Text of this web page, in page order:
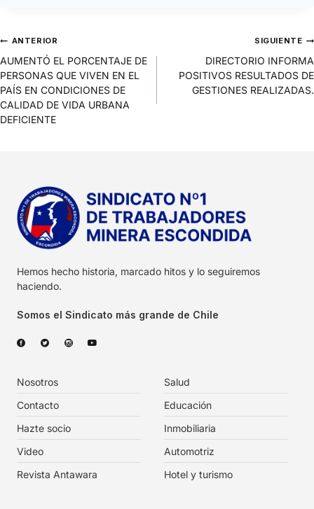
ANTERIOR
AUMENTÓ EL PORCENTAJE DE
PERSONAS QUE VIVEN EN EL
PAÍS EN CONDICIONES DE
CALIDAD DE VIDA URBANA
DEFICIENTE
SIGUIENTE
DIRECTORIO INFORMA
POSITIVOS RESULTADOS DE
GESTIONES REALIZADAS.
Hemos hecho historia, marcado hitos y lo seguiremos
haciendo.
Somos el Sindicato más grande de Chile
Nosotros
Contacto
Hazte socio
Video
Revista Antawara
Salud
Educación
Inmobiliaria
Automotriz
Hotel y turismo